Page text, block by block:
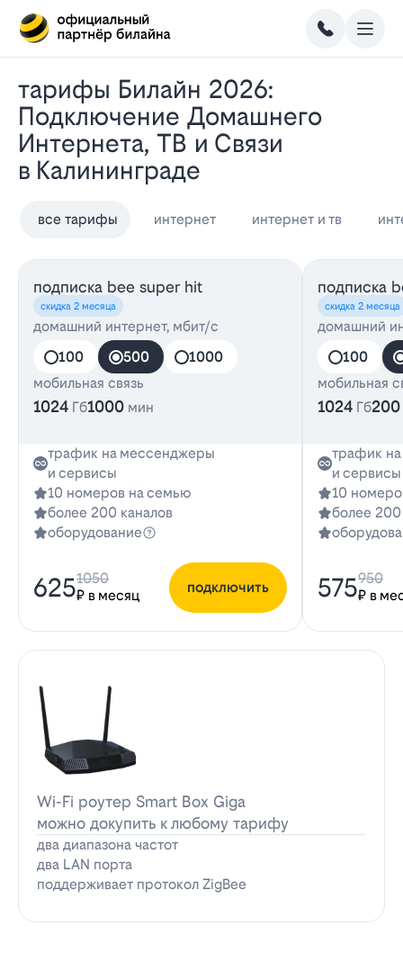
Тарифы Билайн 2026:
Подключение Домашнего
Интернета, ТВ и Связи
в Калининграде
все тарифы интернет интернет и тв
подписка bee super hit
скидка 2 месяца
домашний интернет, мбит/с
100
500
1000
мобильная связь
1024 Гб1000 мин
трафик на мессенджеры
и сервисы
10 номеров на семью
более 200 каналов
оборудование
625₽ в месяц
1050
подключить
подписка
скидка 2 месяца
домашний
100
мобильная
1024 Гб200
трафик
и сервисы
10
более 200
575₽ в
950
Wi-Fi роутер Smart Box Giga
можно докупить к любому тарифу
два диапазона частот
два LAN порта
поддерживает протокол ZigBee